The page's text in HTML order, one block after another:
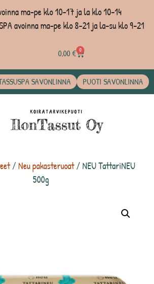
ma-pe klo 10-17 ja la klo 10-14
avoinna ma-pe klo 8-21 ja la-su klo 9-21
0,00€ 0
SAVONLINNA PUOTI SAVONLINNA
/Neu pakasteruoat/ NEU TattariNEU
500g